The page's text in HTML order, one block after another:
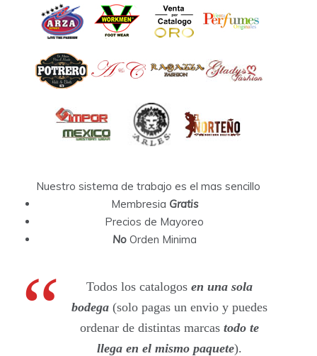
Nuestro sistema de trabajo es el mas sencillo
Membresia Gratis
Precios de Mayoreo
NoOrden Minima
Todos los catalogos en una sola
bodega (solo pagas un envio y puedes
ordenar de distintas marcastodo te
llega en el mismo paquete).